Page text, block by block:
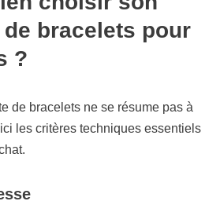
bracelets pour
?
de bracelets ne se résume pas à
les critères techniques essentiels